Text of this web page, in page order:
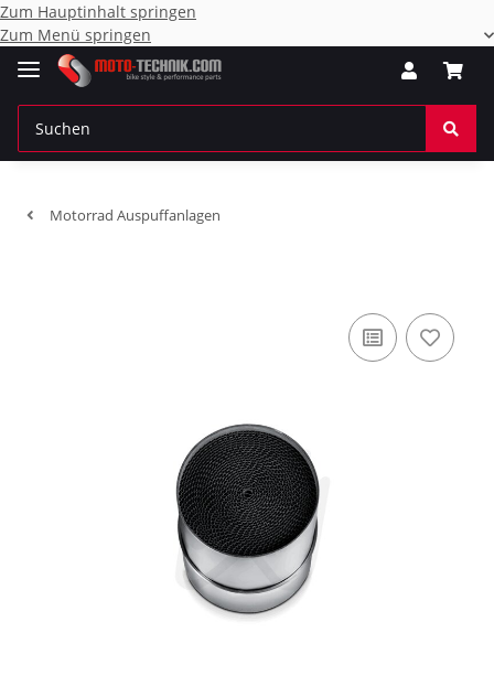
Zum Hauptinhalt springen
Zum Menü springen
Motorrad Auspuffanlagen